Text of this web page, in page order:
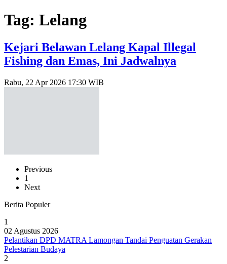
Tag: Lelang
Kejari Belawan Lelang Kapal Illegal
Fishing dan Emas, Ini Jadwalnya
Rabu, 22 Apr 2026 17:30 WIB
Previous
1
Next
Berita Populer
1
02 Agustus 2026
Pelantikan DPD MATRA Lamongan Tandai Penguatan Gerakan
Pelestarian Budaya
2